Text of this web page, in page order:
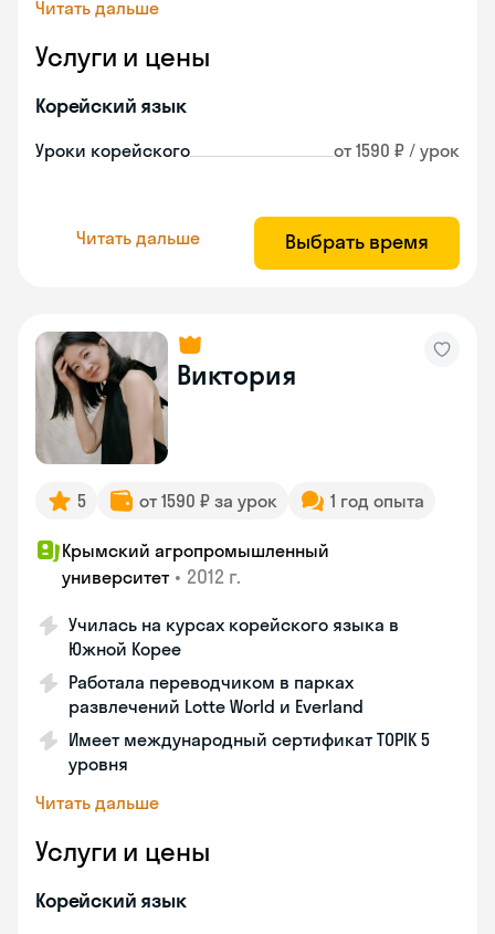
Читать дальше
Услуги и цены
Корейский язык
Уроки корейского от 1590 ₽ / урок
Читать дальше Выбрать время
Виктория
5 от 1590 ₽ за урок 1 год опыта
Крымский агропромышленный
университет • 2012 г.
Училась на курсах корейского языка в
Южной Корее
Работала переводчиком в парках
развлечений Lotte World и Everland
Имеет международный сертификат TOPIK 5
уровня
Читать дальше
Услуги и цены
Корейский язык